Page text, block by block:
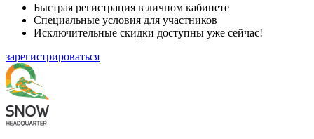
Быстрая регистрация в личном кабинете
Специальные условия для участников
Исключительные скидки доступны уже сейчас!
зарегистрироваться